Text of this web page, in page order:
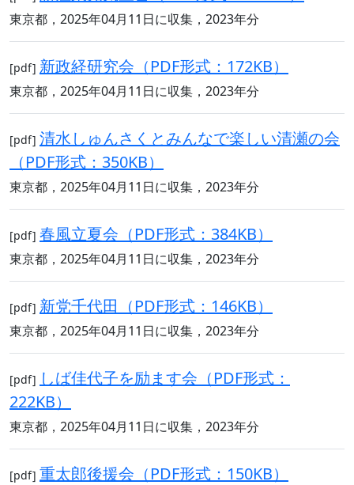
東京都，2025年04月11日に収集，2023年分
[pdf] 新政経研究会（PDF形式：172KB）
東京都，2025年04月11日に収集，2023年分
[pdf] 清水しゅんさくとみんなで楽しい清瀬の会
（PDF形式：350KB）
東京都，2025年04月11日に収集，2023年分
[pdf] 春風立夏会（PDF形式：384KB）
東京都，2025年04月11日に収集，2023年分
[pdf] 新党千代田（PDF形式：146KB）
東京都，2025年04月11日に収集，2023年分
[pdf] しば佳代子を励ます会（PDF形式：
222KB）
東京都，2025年04月11日に収集，2023年分
[pdf] 重太郎後援会（PDF形式：150KB）